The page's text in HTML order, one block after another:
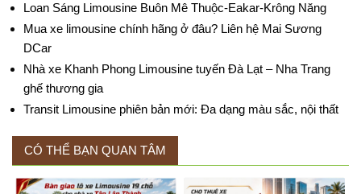
Loan Sáng Limousine Buôn Mê Thuộc-Eakar-Krông Năng
Mua xe limousine chính hãng ở đâu? Liên hệ Mai Sương
DCar
Nhà xe Khanh Phong Limousine tuyến Đà Lạt – Nha Trang
ghế thương gia
Transit Limousine phiên bản mới: Đa dạng màu sắc, nội thất
CÓ THỂ BẠN QUAN TÂM